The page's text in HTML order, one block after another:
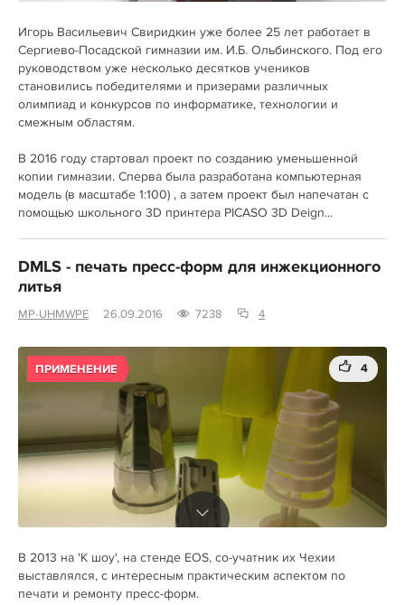
Игорь Васильевич Свиридкин уже более 25 лет работает в
Сергиево-Посадской гимназии им. И.Б. Ольбинского. Под его
руководством уже несколько десятков учеников
становились победителями и призерами различных
олимпиад и конкурсов по информатике, технологии и
смежным областям.
В 2016 году стартовал проект по созданию уменьшенной
копии гимназии. Сперва была разработана компьютерная
модель (в масштабе 1:100) , а затем проект был напечатан с
помощью школьного 3D принтера PICASO 3D Deign...
DMLS - печать пресс-форм для инжекционного
литья
MP-UHMWPE 26.09.2016 7238 4
ПРИМЕНЕНИЕ 4
В 2013 на 'К шоу', на стенде EOS, со-учатник их Чехии
выставлялся, с интересным практическим аспектом по
печати и ремонту пресс-форм.